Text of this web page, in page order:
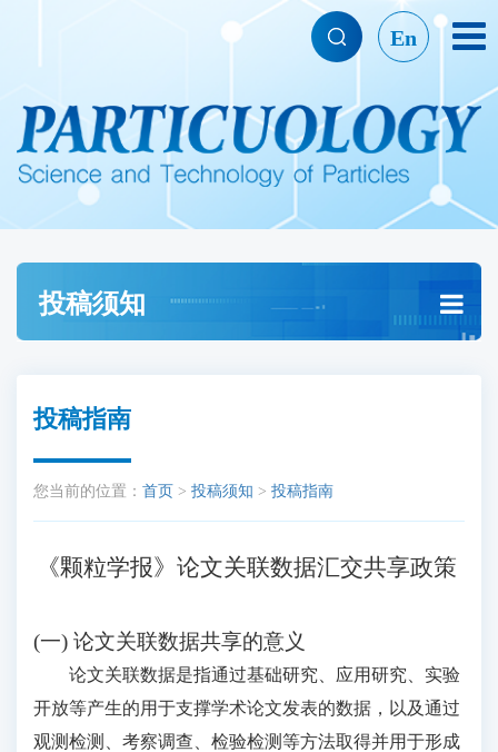
En
投稿须知
投稿指南
您当前的位置： 首页 > 投稿须知 > 投稿指南
《颗粒学报》论文关联数据汇交共享政策
(一) 论文关联数据共享的意义
论文关联数据是指通过基础研究、应用研究、实验
开放等产生的用于支撑学术论文发表的数据，以及通过
观测检测、考察调查、检验检测等方法取得并用于形成